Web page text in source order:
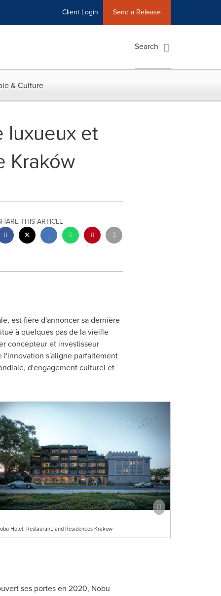
Client Login Send a Release
Search
& Culture
luxueux et
Kraków
THIS ARTICLE
est fière d'annoncer sa dernière
à quelques pas de la vieille
concepteur et investisseur
s'aligne parfaitement
d'engagement culturel et
Hotel, Restaurant, and Residences Krakow
ses portes en 2020, Nobu